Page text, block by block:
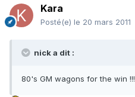
Kara
Posté(e) le 20 mars 2011
nick a dit :
80's GM wagons for the win !!!